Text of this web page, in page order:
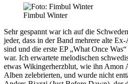
Fimbul Winter
Sehr gespannt war ich auf die Schweden
jeder, dass in der Band mehrere alte
sind und die erste EP „What Once
war. Ich erwartete melodischen
etwas Wikingerherzblut, wie ihn Amon
Alben zelebrierten, und wurde nicht